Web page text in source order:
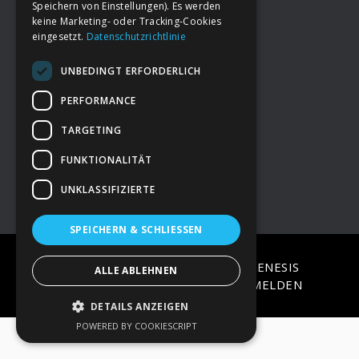
FooterDeine Spende
→ Impressum
→Kontakt zum PAO Team
COPYRIGHT © 2026 · ON
GENESIS
FRAMEWORK·WORDPRESS·ANMELDEN
Speichern von Einstellungen). Es werden
keine Marketing- oder Tracking-Cookies
eingesetzt. Datenschutzrichtlinie
UNBEDINGT ERFORDERLICH
PERFORMANCE
TARGETING
FUNKTIONALITÄT
UNKLASSIFIZIERTE
SPEICHERN & SCHLIESSEN
ALLE ABLEHNEN
DETAILS ANZEIGEN
POWERED BY COOKIESCRIPT